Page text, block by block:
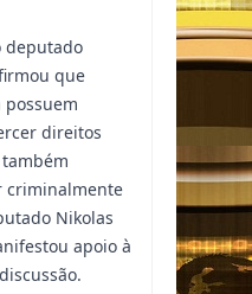
deputado
que
possuem
direitos
criminalmente
Nikolas
apoio à